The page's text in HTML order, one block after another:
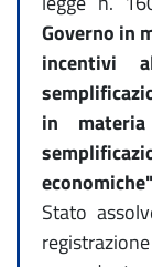
Governo in
incentivi
in
economiche"
Stato